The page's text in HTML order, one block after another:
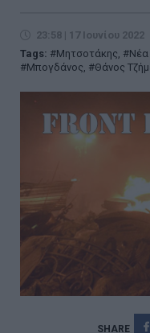
23:58 | 17 Ιουνίου 2022
Tags:
Μητσοτάκης, Νέα
Μπογδάνος, Θάνος